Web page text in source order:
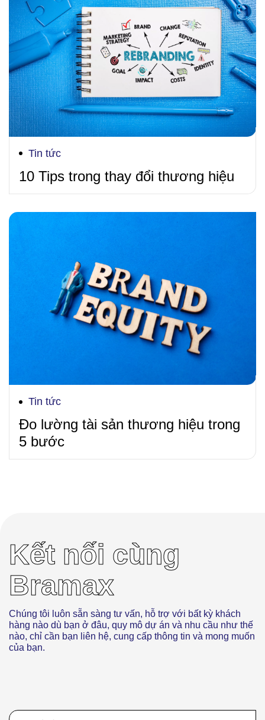
Tin tức
10 Tips trong thay đổi thương hiệu
Tin tức
Đo lường tài sản thương hiệu trong
5 bước
Kết nối cùng
Bramax
Chúng tôi luôn sẵn sàng tư vấn, hỗ trợ với bất kỳ khách
hàng nào dù bạn ở đâu, quy mô dự án và nhu cầu như thế
nào, chỉ cần bạn liên hệ, cung cấp thông tin và mong muốn
của bạn.